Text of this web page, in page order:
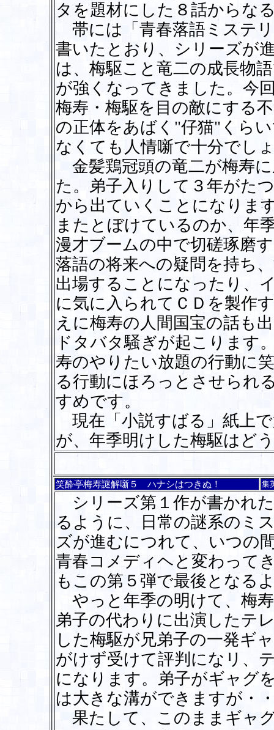
タを題材にした８話からな
帯には「青春落語ミステ
書いたとおり、シリーズが
は、梅駆こと竜二の成長物
が強くなってきました。今
梅寿・梅駆を目の敵にする
の正体をあばく"仔猫"くら
なくても人情噺で十分でし
金髪鶏冠頭の竜二が梅寿
た。弟子入りして３年がた
から出ていくことになりま
またとぼけているのか、年
漫才ブームの中で切磋琢磨
落語の将来への疑問を持ち
出場することになったり、
に気に入られてＣＤを製作
えに梅寿の人間国宝の話も
ドタバタ騒ぎが起こります
寿のやりたい放題の行動に
る行動にほろっとさせられ
すめです。
現在「小説すばる」紙上
が、年季明けした梅駆はど
笑酔亭梅寿謎解噺５ ハナシはつきぬ！ 集
シリーズ第１作が書かれ
るように、日常の謎系のミ
ズが進むにつれて、いつの
青春コメディヘと変わって
もこの第５弾で最後となる
やっと年季の明けて、梅
弟子の代わりに出演したテ
した梅駆が兄弟子の一発ギ
がけず受けて評判になリ、
になります。弟子がギャグ
は大きな溝ができますが・
果たして、このままギャ